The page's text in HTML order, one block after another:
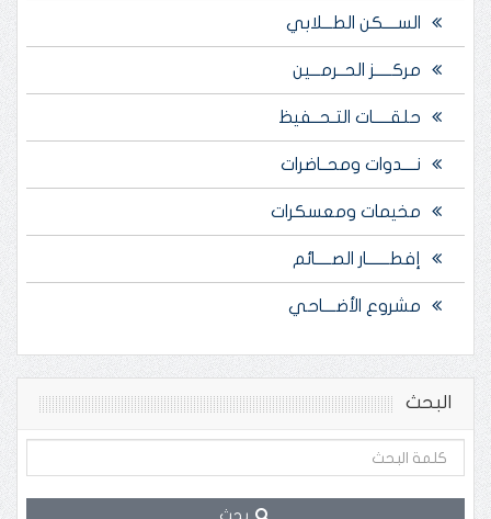
الســــكن الطـــلابي
مركـــــز الحــرمـــين
حلقـــــات التـحــفيظ
نــــدوات ومحــاضرات
مخيمات ومعسكرات
إفطـــــــار الصـــــائم
مشروع الأضــــاحي
البحث
بحث